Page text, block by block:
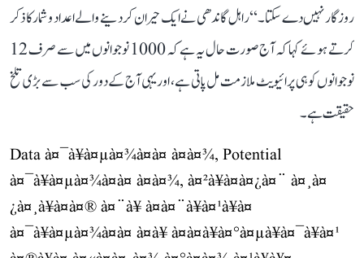
روزگار نہیں دے سکتا۔‘‘ راہل گاندھی نے ایک حیران کر دینے والے اعداد و شمار کا ذکر
کرتے ہوئے کہا کہ آج صورت حال یہ ہے کہ 1000 نوجوانوں میں سے صرف 12
نوجوانوں کو ہی پرائیویٹ ملازمت مل پاتی ہے، اور یہی آج کے دور کی سب سے بڑی تلخ
حقیقت ہے۔
Data à¤¯à¥à¤µà¤¾à¤à¤ à¤à¤¾, Potential
à¤¯à¥à¤µà¤¾à¤à¤ à¤à¤¾, à¤²à¥à¤à¤¿à¤¨ à¤¸à¤
¿à¤¸à¥à¤à¤® à¤¨à¥ à¤à¤¨à¥à¤¹à¥à¤
à¤¯à¥à¤µà¤¾à¤à¤ à¤à¥ à¤à¤à¥à¤°à¤µà¥à¤¯à¥à¤¹